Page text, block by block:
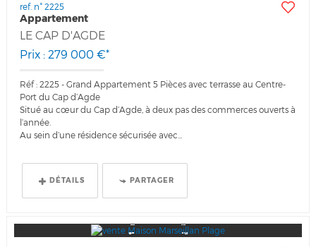
ref. n° 2225
Appartement
LE CAP D'AGDE
Prix : 279 000 €*
Réf : 2225 - Grand Appartement 5 Pièces avec terrasse au Centre-
Port du Cap d’Agde
Situé au cœur du Cap d’Agde, à deux pas des commerces ouverts à
l’année.
Au sein d’une résidence sécurisée avec...
DÉTAILS PARTAGER